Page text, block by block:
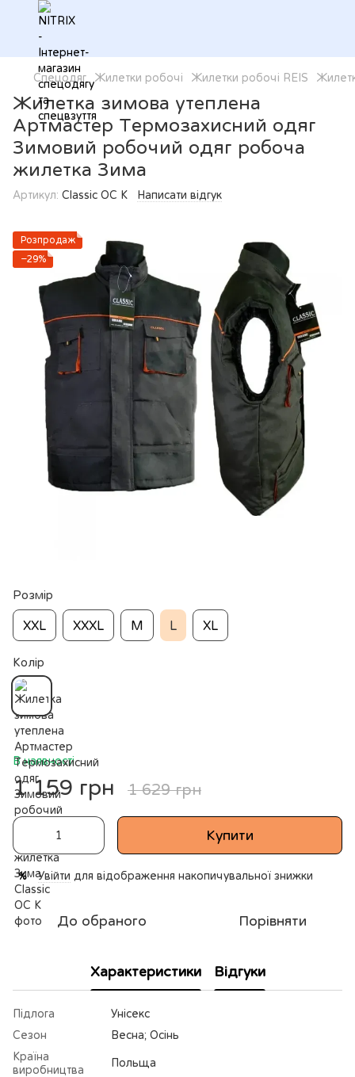
Спецодяг Жилетки робочі Жилетки робочі REIS
Жилетка зимова утеплена
Артмастер Термозахисний одяг
Зимовий робочий одяг робоча
жилетка Зима
Артикул: Classic OC К Написати відгук
Розпродаж
−29%
Розмір
XXL XXXL M L XL
Колір
В наявності
1 159 грн 1 629 грн
Купити
% Увійти для відображення накопичувальної знижки
До обраного Порівняти
Характеристики Відгуки
Підлога
Унісекс
Сезон
Весна; Осінь
Країна
виробництва
Польща